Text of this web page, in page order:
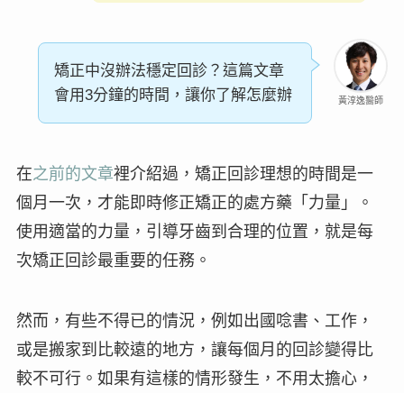
黃淳逸醫師
矯正中沒辦法穩定回診？這篇文章
會用3分鐘的時間，讓你了解怎麼辦
在之前的文章裡介紹過，矯正回診理想的時間是一
個月一次，才能即時修正矯正的處方藥「 力量 」。
使用適當的力量，引導牙齒到合理的位置，就是每
次矯正回診最重要的任務。
然而，有些不得已的情況，例如出國唸書、工作，
或是搬家到比較遠的地方，讓每個月的回診變得比
較不可行。如果有這樣的情形發生，不用太擔心，